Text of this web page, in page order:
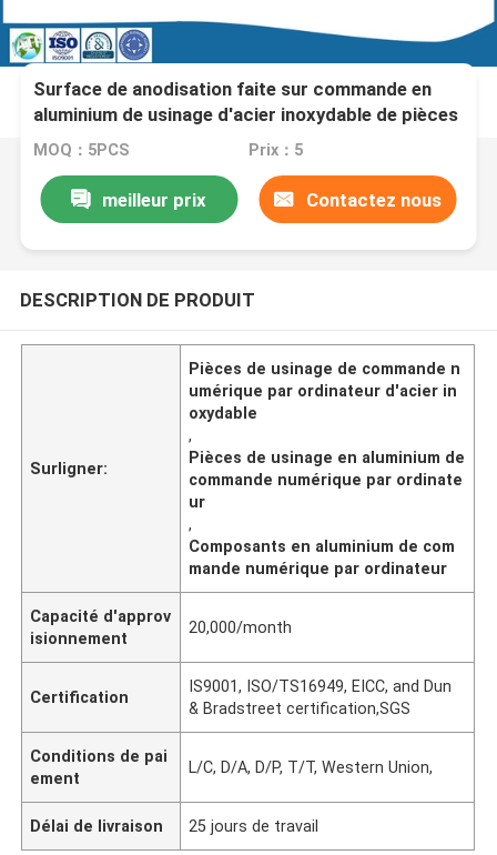
Surface de anodisation faite sur commande en
aluminium de usinage d'acier inoxydable de pièces
de commande numérique par ordinateur
MOQ：5PCS Prix：5
meilleur prix Contactez nous
DESCRIPTION DE PRODUIT
Surligner:
Pièces de usinage de commande n
umérique par ordinateur d'acier in
oxydable
,
Pièces de usinage en aluminium de
commande numérique par ordinate
ur
,
Composants en aluminium de com
mande numérique par ordinateur
Capacité d'approv
isionnement
20,000/month
Certification
IS9001, ISO/TS16949, EICC, and Dun
& Bradstreet certification,SGS
Conditions de pai
ement
L/C, D/A, D/P, T/T, Western Union,
Délai de livraison 25 jours de travail